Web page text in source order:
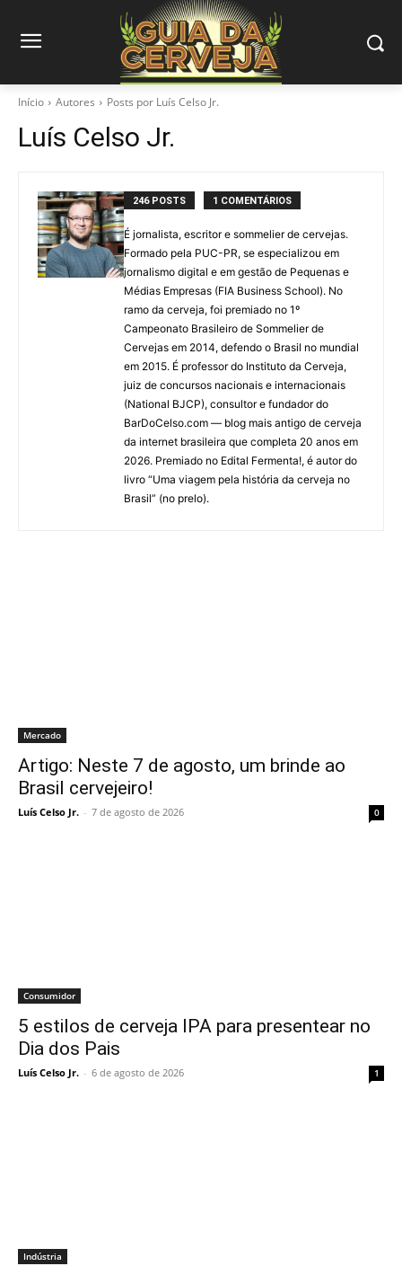
Início Autores Posts por Luís Celso Jr.
Luís Celso Jr.
246 POSTS 1 COMENTÁRIOS
É jornalista, escritor e sommelier de cervejas.
Formado pela PUC-PR, se especializou em
jornalismo digital e em gestão de Pequenas e
Médias Empresas (FIA Business School). No
ramo da cerveja, foi premiado no 1º
Campeonato Brasileiro de Sommelier de
Cervejas em 2014, defendo o Brasil no mundial
em 2015. É professor do Instituto da Cerveja,
juiz de concursos nacionais e internacionais
(National BJCP), consultor e fundador do
BarDoCelso.com — blog mais antigo de cerveja
da internet brasileira que completa 20 anos em
2026. Premiado no Edital Fermenta!, é autor do
livro “Uma viagem pela história da cerveja no
Brasil” (no prelo).
Mercado
Artigo: Neste 7 de agosto, um brinde ao
Brasil cervejeiro!
Luís Celso Jr. - 7 de agosto de 2026 0
Consumidor
5 estilos de cerveja IPA para presentear no
Dia dos Pais
Luís Celso Jr. - 6 de agosto de 2026 1
Indústria